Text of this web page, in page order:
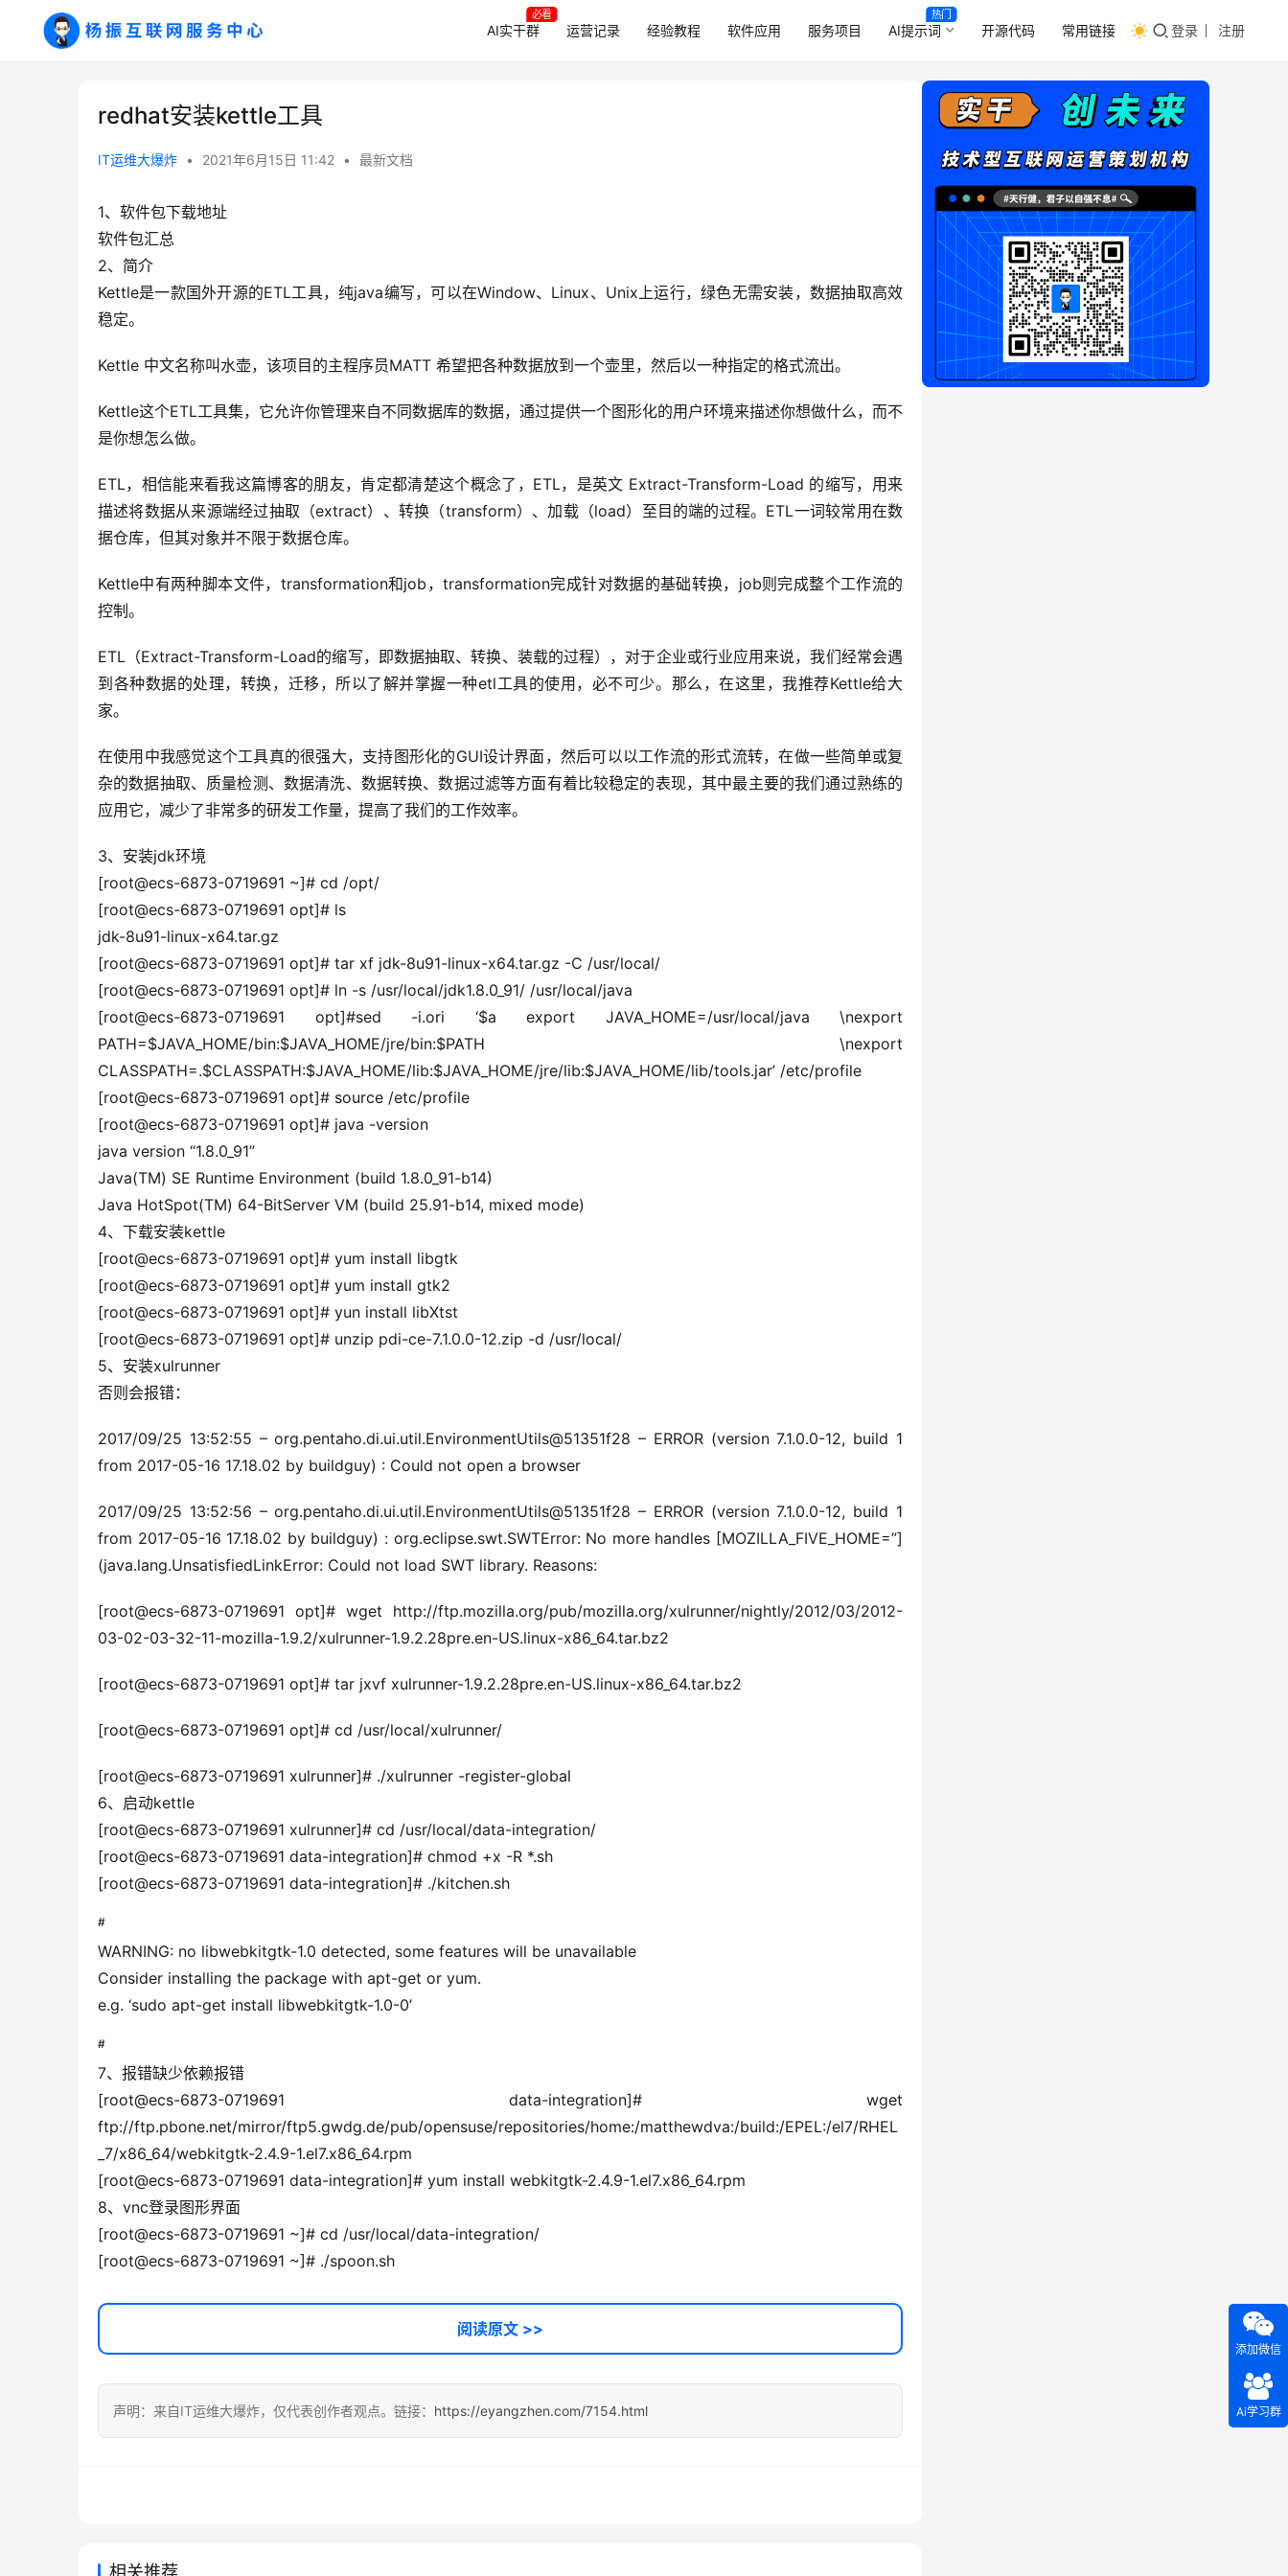
AI实干群
必看
运营记录 经验教程 软件应用 服务项目 AI提示词
热门
开源代码 常用链接 登录 注册
redhat安装kettle工具
IT运维大爆炸 • 2021年6月15日 11:42 • 最新文档
1、软件包下载地址
软件包汇总
2、简介
Kettle是一款国外开源的ETL工具，纯java编写，可以在Window、Linux、Unix上运行，绿色无需安装，数据抽取高效
稳定。
Kettle 中文名称叫水壶，该项目的主程序员MATT 希望把各种数据放到一个壶里，然后以一种指定的格式流出。
Kettle这个ETL工具集，它允许你管理来自不同数据库的数据，通过提供一个图形化的用户环境来描述你想做什么，而不
是你想怎么做。
ETL，相信能来看我这篇博客的朋友，肯定都清楚这个概念了，ETL，是英文 Extract-Transform-Load 的缩写，用来
描述将数据从来源端经过抽取（extract）、转换（transform）、加载（load）至目的端的过程。ETL一词较常用在数
据仓库，但其对象并不限于数据仓库。
Kettle中有两种脚本文件，transformation和job，transformation完成针对数据的基础转换，job则完成整个工作流的
控制。
ETL（Extract-Transform-Load的缩写，即数据抽取、转换、装载的过程），对于企业或行业应用来说，我们经常会遇
到各种数据的处理，转换，迁移，所以了解并掌握一种etl工具的使用，必不可少。那么，在这里，我推荐Kettle给大
家。
在使用中我感觉这个工具真的很强大，支持图形化的GUI设计界面，然后可以以工作流的形式流转，在做一些简单或复
杂的数据抽取、质量检测、数据清洗、数据转换、数据过滤等方面有着比较稳定的表现，其中最主要的我们通过熟练的
应用它，减少了非常多的研发工作量，提高了我们的工作效率。
3、安装jdk环境
[root@ecs-6873-0719691 ~]# cd /opt/
[root@ecs-6873-0719691 opt]# ls
jdk-8u91-linux-x64.tar.gz
[root@ecs-6873-0719691 opt]# tar xf jdk-8u91-linux-x64.tar.gz -C /usr/local/
[root@ecs-6873-0719691 opt]# ln -s /usr/local/jdk1.8.0_91/ /usr/local/java
[root@ecs-6873-0719691 opt]#sed -i.ori ‘$a export JAVA_HOME=/usr/local/java \nexport
PATH=$JAVA_HOME/bin:$JAVA_HOME/jre/bin:$PATH \nexport
CLASSPATH=.$CLASSPATH:$JAVA_HOME/lib:$JAVA_HOME/jre/lib:$JAVA_HOME/lib/tools.jar’ /etc/profile
[root@ecs-6873-0719691 opt]# source /etc/profile
[root@ecs-6873-0719691 opt]# java -version
java version “1.8.0_91”
Java(TM) SE Runtime Environment (build 1.8.0_91-b14)
Java HotSpot(TM) 64-BitServer VM (build 25.91-b14, mixed mode)
4、下载安装kettle
[root@ecs-6873-0719691 opt]# yum install libgtk
[root@ecs-6873-0719691 opt]# yum install gtk2
[root@ecs-6873-0719691 opt]# yun install libXtst
[root@ecs-6873-0719691 opt]# unzip pdi-ce-7.1.0.0-12.zip -d /usr/local/
5、安装xulrunner
否则会报错：
2017/09/25 13:52:55 – org.pentaho.di.ui.util.EnvironmentUtils@51351f28 – ERROR (version 7.1.0.0-12, build 1
from 2017-05-16 17.18.02 by buildguy) : Could not open a browser
2017/09/25 13:52:56 – org.pentaho.di.ui.util.EnvironmentUtils@51351f28 – ERROR (version 7.1.0.0-12, build 1
from 2017-05-16 17.18.02 by buildguy) : org.eclipse.swt.SWTError: No more handles [MOZILLA_FIVE_HOME=”]
(java.lang.UnsatisfiedLinkError: Could not load SWT library. Reasons:
[root@ecs-6873-0719691 opt]# wget http://ftp.mozilla.org/pub/mozilla.org/xulrunner/nightly/2012/03/2012-
03-02-03-32-11-mozilla-1.9.2/xulrunner-1.9.2.28pre.en-US.linux-x86_64.tar.bz2
[root@ecs-6873-0719691 opt]# tar jxvf xulrunner-1.9.2.28pre.en-US.linux-x86_64.tar.bz2
[root@ecs-6873-0719691 opt]# cd /usr/local/xulrunner/
[root@ecs-6873-0719691 xulrunner]# ./xulrunner -register-global
6、启动kettle
[root@ecs-6873-0719691 xulrunner]# cd /usr/local/data-integration/
[root@ecs-6873-0719691 data-integration]# chmod +x -R *.sh
[root@ecs-6873-0719691 data-integration]# ./kitchen.sh
#
WARNING: no libwebkitgtk-1.0 detected, some features will be unavailable
Consider installing the package with apt-get or yum.
e.g. ‘sudo apt-get install libwebkitgtk-1.0-0’
#
7、报错缺少依赖报错
[root@ecs-6873-0719691 data-integration]# wget
ftp://ftp.pbone.net/mirror/ftp5.gwdg.de/pub/opensuse/repositories/home:/matthewdva:/build:/EPEL:/el7/RHEL
_7/x86_64/webkitgtk-2.4.9-1.el7.x86_64.rpm
[root@ecs-6873-0719691 data-integration]# yum install webkitgtk-2.4.9-1.el7.x86_64.rpm
8、vnc登录图形界面
[root@ecs-6873-0719691 ~]# cd /usr/local/data-integration/
[root@ecs-6873-0719691 ~]# ./spoon.sh
阅读原文 >>
声明：来自IT运维大爆炸，仅代表创作者观点。链接： https://eyangzhen.com/7154.html
相关推荐
添加微信
Ai学习群